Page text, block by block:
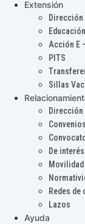
Extensión
Acción E
PITS
Sillas
Convenios
De interés
Redes
Lazos
Ayuda